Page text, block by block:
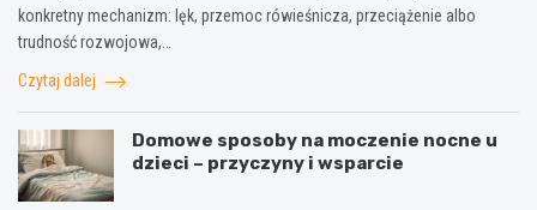
konkretny mechanizm: lęk, przemoc rówieśnicza, przeciążenie albo
trudność rozwojowa,…
Czytaj dalej
Domowe sposoby na moczenie nocne u
dzieci – przyczyny i wsparcie